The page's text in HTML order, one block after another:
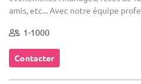
amis, etc... Avec notre équipe
1-1000
Contacter